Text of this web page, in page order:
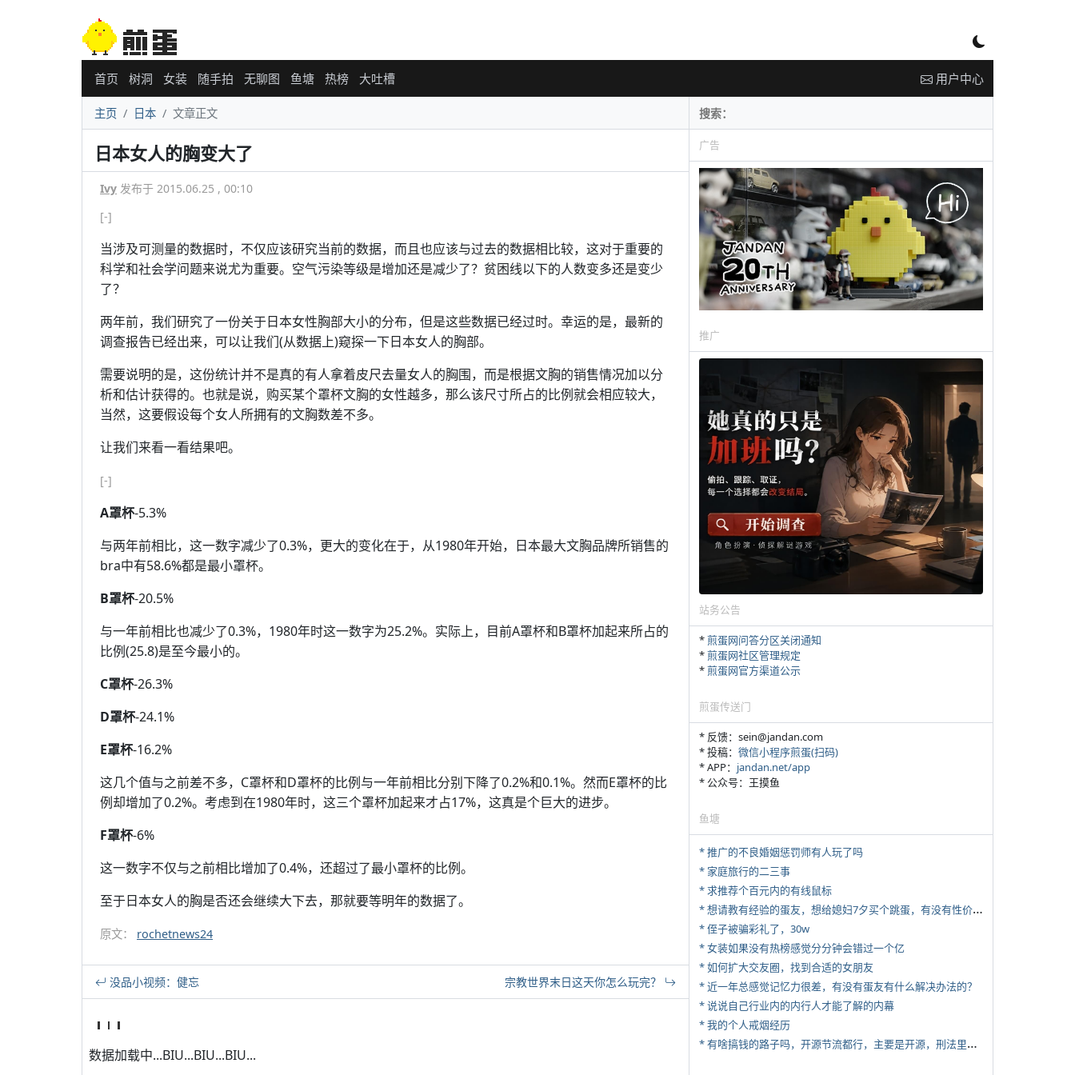
首页 树洞 女装 随手拍 无聊图 鱼塘 热榜 大吐槽 用户中心
主页 日本 文章正文
日本女人的胸变大了
Ivy 发布于 2015.06.25 , 00:10
[-]
当涉及可测量的数据时，不仅应该研究当前的数据，而且也应该与过去的数据相比较，这对于重要的
科学和社会学问题来说尤为重要。空气污染等级是增加还是减少了？贫困线以下的人数变多还是变少
了？
两年前，我们研究了一份关于日本女性胸部大小的分布，但是这些数据已经过时。幸运的是，最新的
调查报告已经出来，可以让我们(从数据上)窥探一下日本女人的胸部。
需要说明的是，这份统计并不是真的有人拿着皮尺去量女人的胸围，而是根据文胸的销售情况加以分
析和估计获得的。也就是说，购买某个罩杯文胸的女性越多，那么该尺寸所占的比例就会相应较大，
当然，这要假设每个女人所拥有的文胸数差不多。
让我们来看一看结果吧。
[-]
A罩杯-5.3%
与两年前相比，这一数字减少了0.3%，更大的变化在于，从1980年开始，日本最大文胸品牌所销售的
bra中有58.6%都是最小罩杯。
B罩杯-20.5%
与一年前相比也减少了0.3%，1980年时这一数字为25.2%。实际上，目前A罩杯和B罩杯加起来所占的
比例(25.8)是至今最小的。
C罩杯-26.3%
D罩杯-24.1%
E罩杯-16.2%
这几个值与之前差不多，C罩杯和D罩杯的比例与一年前相比分别下降了0.2%和0.1%。然而E罩杯的比
例却增加了0.2%。考虑到在1980年时，这三个罩杯加起来才占17%，这真是个巨大的进步。
F罩杯-6%
这一数字不仅与之前相比增加了0.4%，还超过了最小罩杯的比例。
至于日本女人的胸是否还会继续大下去，那就要等明年的数据了。
原文： rochetnews24
没品小视频：健忘 宗教世界末日这天你怎么玩完？
数据加载中...BIU...BIU...BIU...
广告
推广
站务公告
*煎蛋网问答分区关闭通知
*煎蛋网社区管理规定
*煎蛋网官方渠道公示
煎蛋传送门
* 反馈：sein@jandan.com
* 投稿： 微信小程序煎蛋(扫码)
* APP： jandan.net/app
* 公众号：王摸鱼
鱼塘
* 推广的不良婚姻惩罚师有人玩了吗
* 家庭旅行的二三事
* 求推荐个百元内的有线鼠标
*
想请教有经验的蛋友，想给媳妇7夕买个跳蛋，有没有性价比高的推荐
* 侄子被骗彩礼了，30w
* 女装如果没有热榜感觉分分钟会错过一个亿
* 如何扩大交友圈，找到合适的女朋友
* 近一年总感觉记忆力很差，有没有蛋友有什么解决办法的？
* 说说自己行业内的内行人才能了解的内幕
* 我的个人戒烟经历
*
有啥搞钱的路子吗，开源节流都行，主要是开源，刑法里的咱不做